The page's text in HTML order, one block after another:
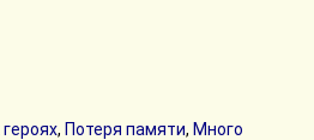
, Потеря памяти, Много